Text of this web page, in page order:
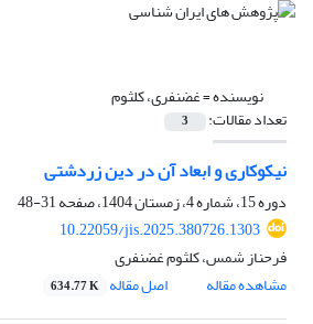
نویسنده =غضنفری، کلثوم
تعداد مقالات: 3
نیکوکاری و ابعاد آن در دین زردشتی
دوره 15، شماره 4، زمستان 1404، صفحه
31-48
10.22059/jis.2025.380726.1303
فرحناز شمس، کلثوم غضنفری
مشاهده مقاله
اصل مقاله 634.77 K